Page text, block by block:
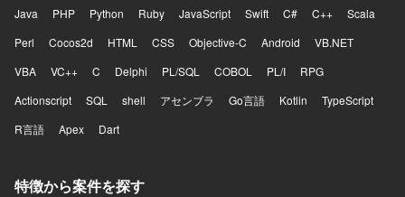
Java PHP Python Ruby JavaScript Swift C# C++
Scala
Perl
Cocos2d HTML CSS Objective-C Android
VB.NET
VBA
VC++ C Delphi PL/SQL COBOL PL/I
RPG
Actionscript
SQL shell アセンブラ Go言語 Kotlin
TypeScript
R言語
Apex Dart
特徴から案件を探す